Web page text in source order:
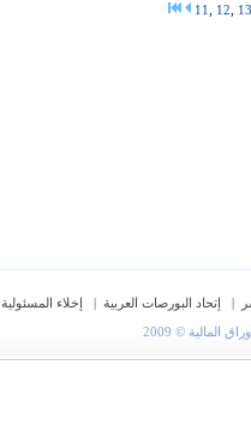
11 12 13
| إتحاد البورصات العربية |
إخلاء المسئولية
© 2009